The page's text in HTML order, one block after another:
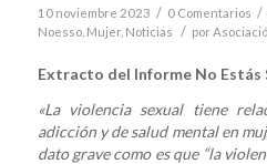
10 noviembre 2023 / 0 Comentarios /
Noesso, Mujer, Noticias / por
Extracto del Informe No Estás
«La violencia sexual tiene
adicción y de salud mental en
dato grave como es que “la